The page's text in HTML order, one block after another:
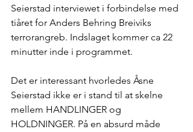
Seierstad interviewet i forbindelse med
tiåret for Anders Behring Breiviks
terrorangreb. Indslaget kommer ca 22
minutter inde i programmet.
Det er interessant hvorledes Åsne
Seierstad ikke er i stand til at skelne
mellem HANDLINGER og
HOLDNINGER. På en absurd måde